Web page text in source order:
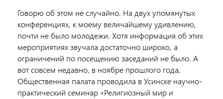
Говорю об этом не случайно. На двух упомянутых
конференциях, к моему величайшему удивлению,
почти не было молодежи. Хотя информация об этих
мероприятиях звучала достаточно широко, а
ограничений по посещению заседаний не было. А
вот совсем недавно, в ноябре прошлого года,
Общественная палата проводила в Усинске научно-
практический семинар «Религиозный мир и